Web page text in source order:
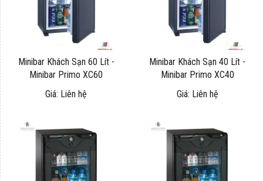
Minibar Khách Sạn 60 Lít -
Minibar Primo XC60
Giá: Liên hệ
Minibar Khách Sạn 40 Lít -
Minibar Primo XC40
Giá: Liên hệ